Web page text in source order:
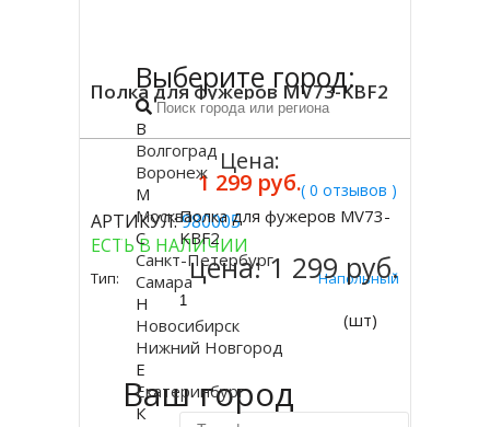
Полка для фужеров MV73-KBF2
( 0 отзывов )
АРТИКУЛ:980005
ЕСТЬ В НАЛИЧИИ
Тип: Напольный
Цена:
1 299 руб.
Купить
Полка для фужеров MV73-
KBF2
цена:1 299 руб.
(шт)
Ваш город
Выберите город:
В
Волгоград
Воронеж
М
Москва
С
Санкт-Петербург
Самара
Н
Новосибирск
Нижний Новгород
Е
Екатеринбург
К